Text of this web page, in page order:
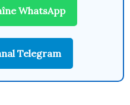
WhatsApp
Telegram